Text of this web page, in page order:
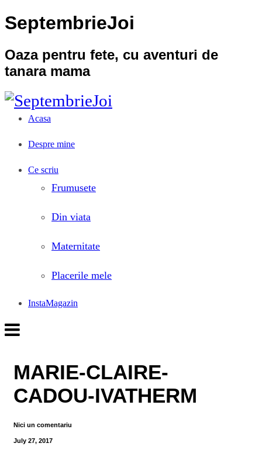
SeptembrieJoi
Oaza pentru fete, cu aventuri de
tanara mama
Acasa
Despre mine
Ce scriu
Frumusete
Din viata
Maternitate
Placerile mele
InstaMagazin
MARIE-CLAIRE-
CADOU-IVATHERM
Nici un comentariu
July 27, 2017